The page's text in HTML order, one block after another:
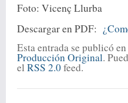
Foto: Vicenç Llurba
Descargar en PDF:
Esta entrada se publicó
Producción Original.
elRSS 2.0feed.